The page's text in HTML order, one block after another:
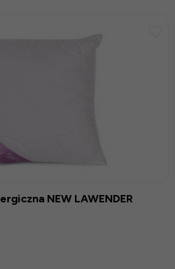
NEW LAWENDER